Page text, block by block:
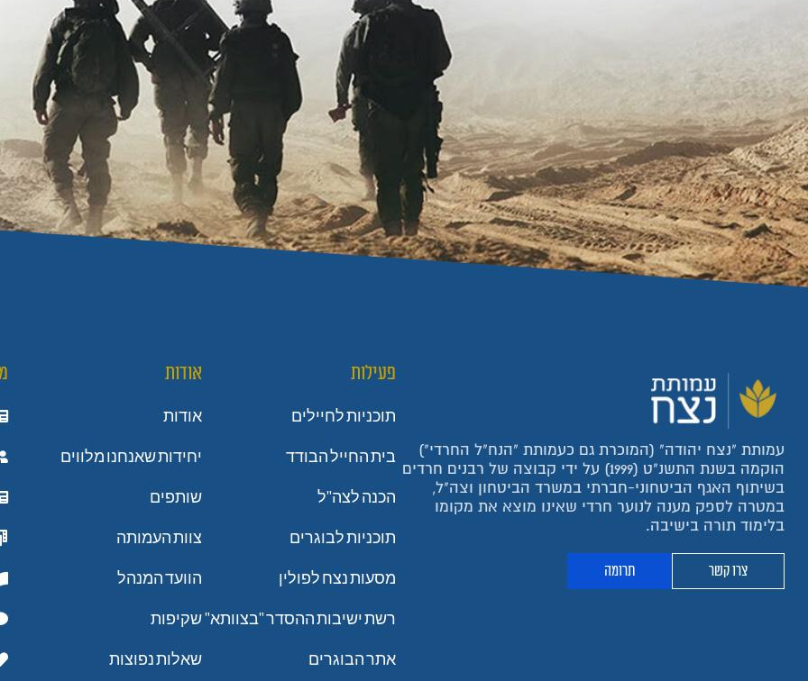
עמותת "נצח יהודה" (המוכרת גם כעמותת "הנח"ל החרדי")
הוקמה בשנת התשנ"ט (1999) על ידי קבוצה של רבנים חרדים
בשיתוף האגף הביטחוני-חברתי במשרד הביטחון וצה"ל,
במטרה לספק מענה לנוער חרדי שאינו מוצא את מקומו
בלימוד תורה בישיבה.
צרו קשר תרומה
פעילות
תוכניות לחיילים
בית החייל הבודד
הכנה לצה"ל
תוכניות לבוגרים
מסעות נצח לפולין
רשת ישיבות ההסדר "בצוותא"
אתר הבוגרים
אודות
אודות
יחידות שאנחנו מלווים
שותפים
צוות העמותה
הוועד המנהל
שקיפות
שאלות נפוצות